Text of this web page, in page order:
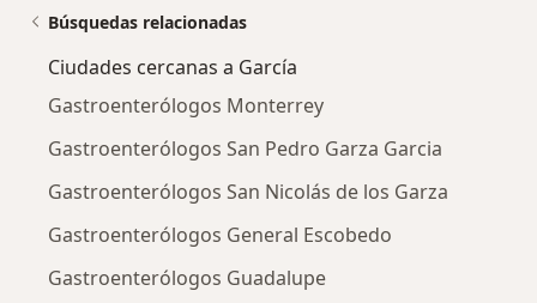
Búsquedas relacionadas
Ciudades cercanas a García
Gastroenterólogos Monterrey
Gastroenterólogos San Pedro Garza Garcia
Gastroenterólogos San Nicolás de los Garza
Gastroenterólogos General Escobedo
Gastroenterólogos Guadalupe